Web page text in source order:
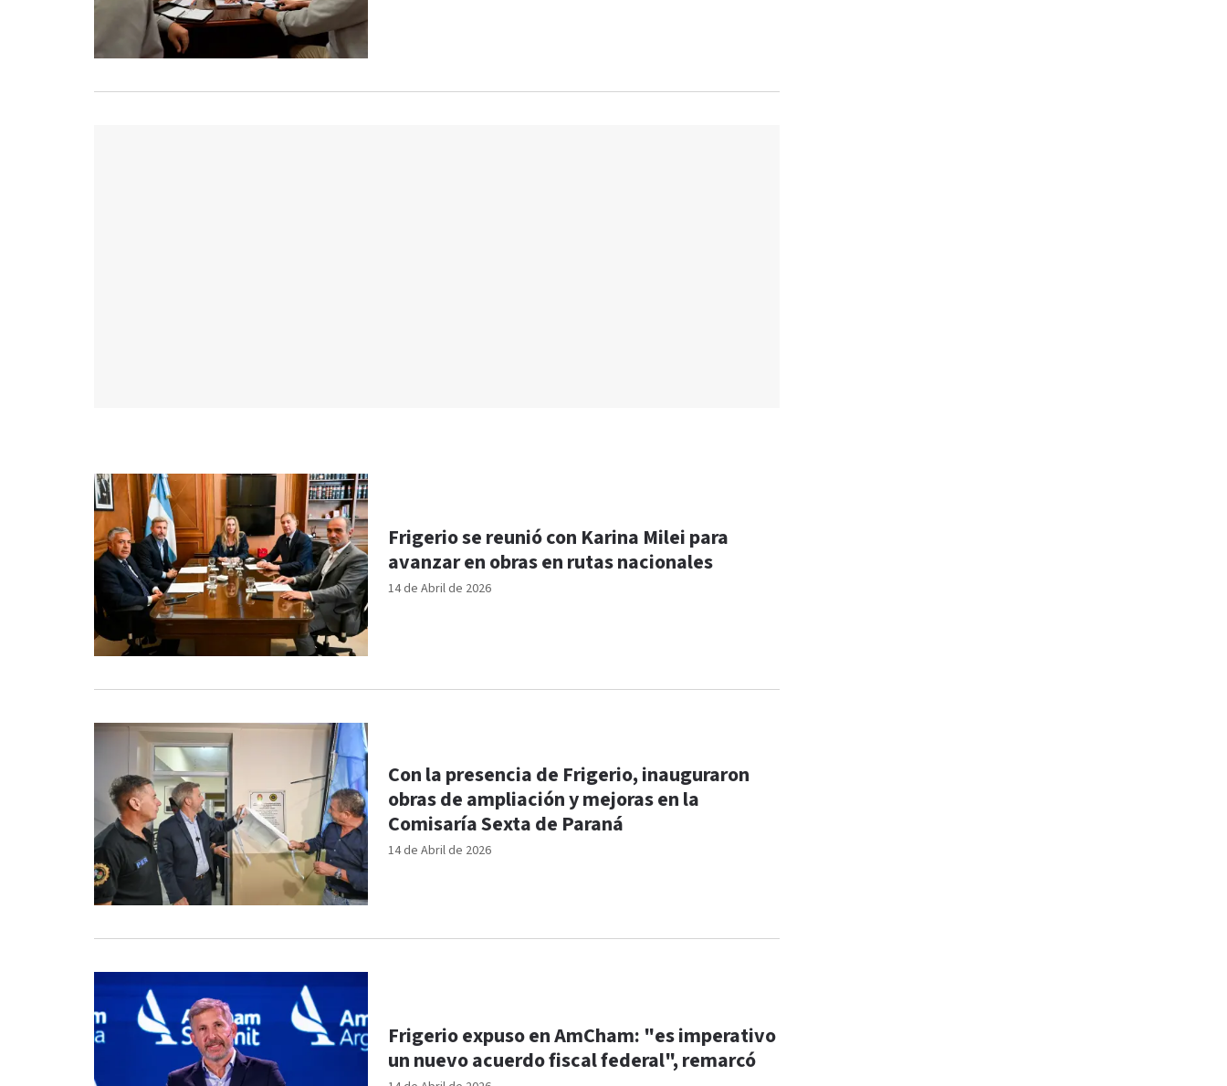
14 de Abril de 2026
Frigerio se reunió con Karina Milei para
avanzar en obras en rutas nacionales
14 de Abril de 2026
Con la presencia de Frigerio, inauguraron
obras de ampliación y mejoras en la
Comisaría Sexta de Paraná
Frigerio expuso en AmCham: "es imperativo
un nuevo acuerdo fiscal federal", remarcó